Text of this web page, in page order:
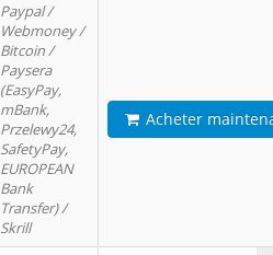
Paypal /
Webmoney /
Bitcoin /
Paysera
(EasyPay,
mBank,
Przelewy24,
SafetyPay,
EUROPEAN
Bank
Transfer) /
Skrill
Acheter